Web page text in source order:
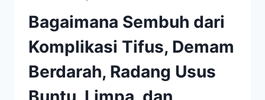
Bagaimana Sembuh dari
Komplikasi Tifus, Demam
Berdarah, Radang Usus